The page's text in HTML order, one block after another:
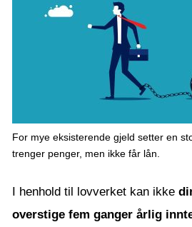
For mye eksisterende gjeld setter en
trenger penger, men ikke får lån.
I henhold til lovverket kan ikke
overstige fem ganger årlig